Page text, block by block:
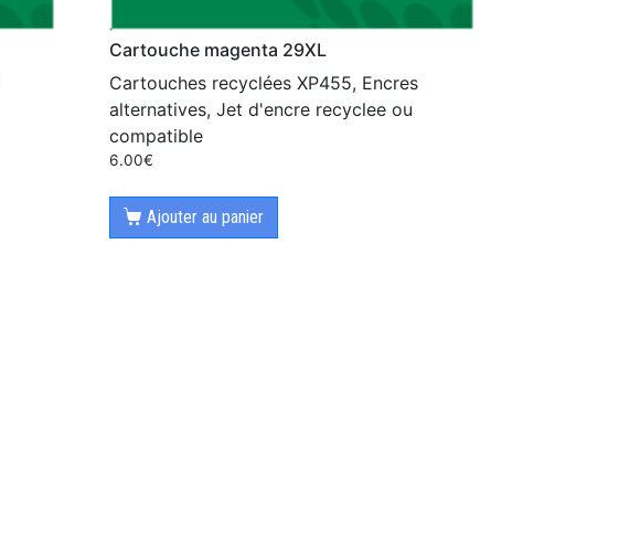
Cartouche magenta 29XL
Cartouches recyclées XP455, Encres
alternatives, Jet d'encre recyclee ou
compatible
6.00€
Ajouter au panier